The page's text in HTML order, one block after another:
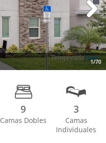
1/70
Next
9
Camas Dobles
3
Camas
Individuales